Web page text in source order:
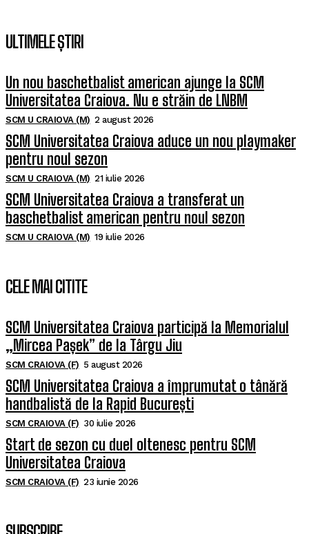
ULTIMELE ȘTIRI
Un nou baschetbalist american ajunge la SCM
Universitatea Craiova. Nu e străin de LNBM
SCM U CRAIOVA (M) 2 august 2026
SCM Universitatea Craiova aduce un nou playmaker
pentru noul sezon
SCM U CRAIOVA (M) 21 iulie 2026
SCM Universitatea Craiova a transferat un
baschetbalist american pentru noul sezon
SCM U CRAIOVA (M) 19 iulie 2026
CELE MAI CITITE
SCM Universitatea Craiova participă la Memorialul
„Mircea Pașek” de la Târgu Jiu
SCM CRAIOVA (F) 5 august 2026
SCM Universitatea Craiova a împrumutat o tânără
handbalistă de la Rapid București
SCM CRAIOVA (F) 30 iulie 2026
Start de sezon cu duel oltenesc pentru SCM
Universitatea Craiova
SCM CRAIOVA (F) 23 iunie 2026